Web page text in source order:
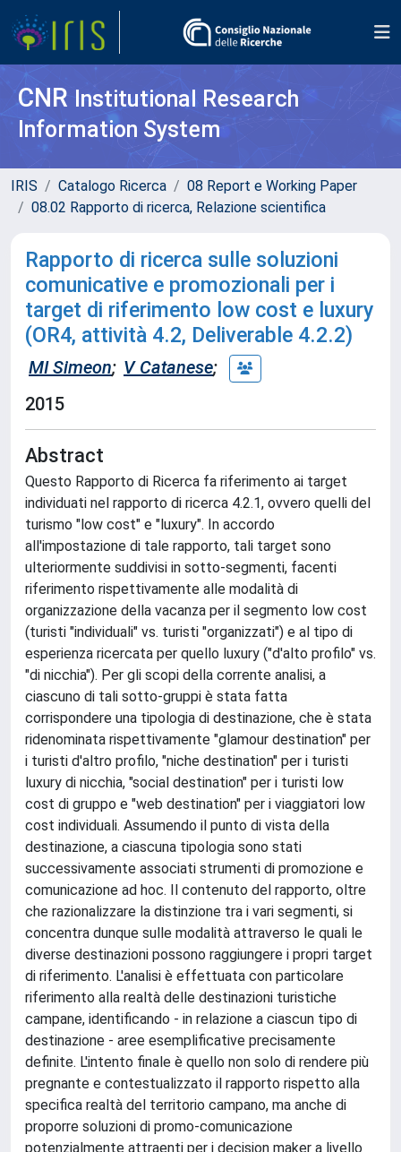
CNR Institutional Research
Information System
IRIS Catalogo Ricerca
08 Report e Working Paper
08.02 Rapporto di ricerca, Relazione scientifica
Rapporto di ricerca sulle soluzioni
comunicative e promozionali per i
target di riferimento low cost e luxury
(OR4, attività 4.2, Deliverable 4.2.2)
MI Simeon; V Catanese;
2015
Abstract
Questo Rapporto di Ricerca fa riferimento ai target
individuati nel rapporto di ricerca 4.2.1, ovvero quelli del
turismo "low cost" e "luxury". In accordo
all'impostazione di tale rapporto, tali target sono
ulteriormente suddivisi in sotto-segmenti, facenti
riferimento rispettivamente alle modalità di
organizzazione della vacanza per il segmento low cost
(turisti "individuali" vs. turisti "organizzati") e al tipo di
esperienza ricercata per quello luxury ("d'alto profilo" vs.
"di nicchia"). Per gli scopi della corrente analisi, a
ciascuno di tali sotto-gruppi è stata fatta
corrispondere una tipologia di destinazione, che è stata
ridenominata rispettivamente "glamour destination" per
i turisti d'altro profilo, "niche destination" per i turisti
luxury di nicchia, "social destination" per i turisti low
cost di gruppo e "web destination" per i viaggiatori low
cost individuali. Assumendo il punto di vista della
destinazione, a ciascuna tipologia sono stati
successivamente associati strumenti di promozione e
comunicazione ad hoc. Il contenuto del rapporto, oltre
che razionalizzare la distinzione tra i vari segmenti, si
concentra dunque sulle modalità attraverso le quali le
diverse destinazioni possono raggiungere i propri target
di riferimento. L'analisi è effettuata con particolare
riferimento alla realtà delle destinazioni turistiche
campane, identificando - in relazione a ciascun tipo di
destinazione - aree esemplificative precisamente
definite. L'intento finale è quello non solo di rendere più
pregnante e contestualizzato il rapporto rispetto alla
specifica realtà del territorio campano, ma anche di
proporre soluzioni di promo-comunicazione
potenzialmente attraenti per i decision maker a livello